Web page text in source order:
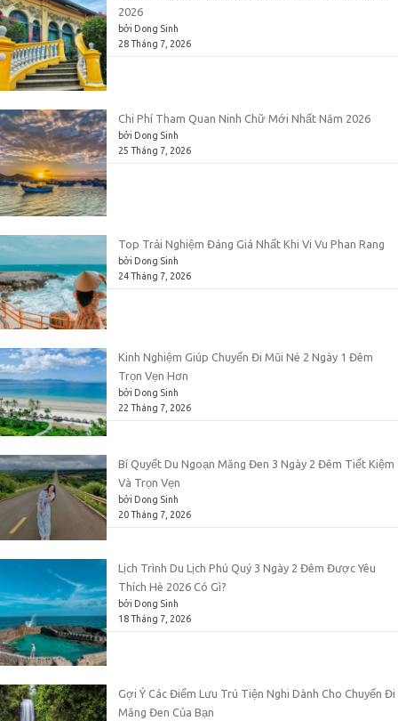
2026
bởi Dong Sinh
28 Tháng 7, 2026
Chi Phí Tham Quan Ninh Chữ Mới Nhất Năm 2026
bởi Dong Sinh
25 Tháng 7, 2026
Top Trải Nghiệm Đáng Giá Nhất Khi Vi Vu Phan Rang
bởi Dong Sinh
24 Tháng 7, 2026
Kinh Nghiệm Giúp Chuyến Đi Mũi Né 2 Ngày 1 Đêm
Trọn Vẹn Hơn
bởi Dong Sinh
22 Tháng 7, 2026
Bí Quyết Du Ngoạn Măng Đen 3 Ngày 2 Đêm Tiết Kiệm
Và Trọn Vẹn
bởi Dong Sinh
20 Tháng 7, 2026
Lịch Trình Du Lịch Phú Quý 3 Ngày 2 Đêm Được Yêu
Thích Hè 2026 Có Gì?
bởi Dong Sinh
18 Tháng 7, 2026
Gợi Ý Các Điểm Lưu Trú Tiện Nghi Dành Cho Chuyến Đi
Măng Đen Của Bạn